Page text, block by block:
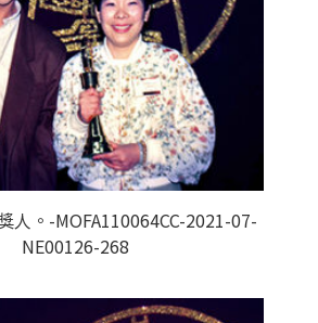
人。-MOFA110064CC-2021-07-
NE00126-268